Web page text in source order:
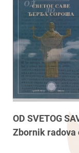
OD SVETOG
Zbornik